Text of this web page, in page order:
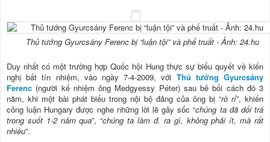
Thủ tướng Gyurcsány Ferenc bị “luận tội” và phế truất - Ảnh: 24.hu
Duy nhất có một trường hợp Quốc hội Hung thực sự biểu quyết về kiến
nghị bất tín nhiệm, vào ngày 7-4-2009, với Thủ tướng Gyurcsány
Ferenc (người kế nhiệm ông Medgyessy Péter) sau bê bối cách đó 3
năm, khi một bài phát biểu trong nội bộ đảng của ông bị “rò rỉ”, khiến
công luận Hungary được nghe những lời lẽ gây sốc “chúng ta đã dối trá
trong suốt 1-2 năm qua”, “chúng ta làm đ. ra gì, không phải ít, mà rất
nhiều”.